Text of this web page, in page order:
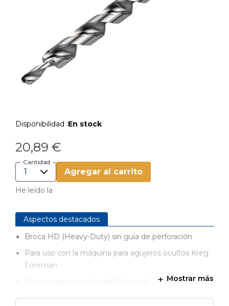
Disponibilidad :En stock
20,89 €
Cantidad
Agregar al carrito
He leído la
Aspectos destacados
Broca HD (Heavy-Duty) sin guía de perforación
Para uso con la máquina para agujeros ocultos Kreg
Foreman
Crea agujeros ocultos de 13 mm de diámetro
Diseño de una sola pieza en acero templado
Mostrar más